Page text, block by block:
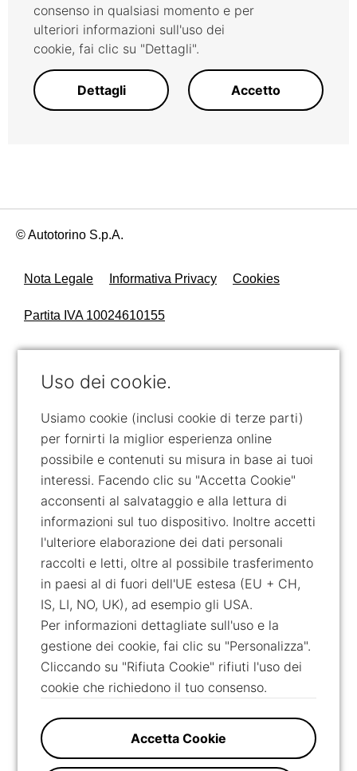
Uso dei cookie.
Usiamo cookie (inclusi cookie di terze parti)
per fornirti la miglior esperienza online
possibile e contenuti su misura in base ai tuoi
interessi. Facendo clic su "Accetta Cookie"
acconsenti al salvataggio e alla lettura di
informazioni sul tuo dispositivo. Inoltre accetti
l'ulteriore elaborazione dei dati personali
raccolti e letti, oltre al possibile trasferimento
in paesi al di fuori dell'UE estesa (EU + CH,
IS, LI, NO, UK), ad esempio gli USA.
Per informazioni dettagliate sull'uso e la
gestione dei cookie, fai clic su "Personalizza".
Cliccando su "Rifiuta Cookie" rifiuti l'uso dei
cookie che richiedono il tuo consenso.
Accetta Cookie
consenso in qualsiasi momento e per
ulteriori informazioni sull'uso dei
cookie, fai clic su "Dettagli".
Dettagli Accetto
© Autotorino S.p.A.
Nota Legale Informativa Privacy Cookies
Partita IVA 10024610155